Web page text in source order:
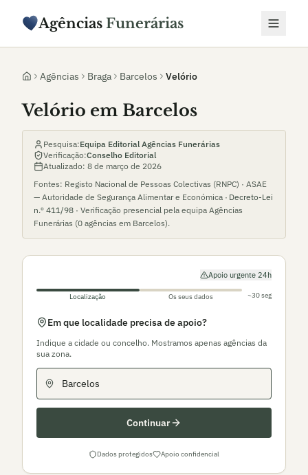
Agências Funerárias
Agências Braga Barcelos Velório
Velório em Barcelos
Pesquisa:Equipa Editorial Agências Funerárias
Verificação:Conselho Editorial
Atualizado: 8 de março de 2026
Fontes: Registo Nacional de Pessoas Colectivas (RNPC) · ASAE
— Autoridade de Segurança Alimentar e Económica · Decreto-Lei
n.º 411/98 · Verificação presencial pela equipa Agências
Funerárias (0 agências em Barcelos).
Apoio urgente 24h
Localização Os seus dados ~30 seg
Em que localidade precisa de apoio?
Indique a cidade ou concelho. Mostramos apenas agências da
sua zona.
Continuar
Dados protegidos Apoio confidencial